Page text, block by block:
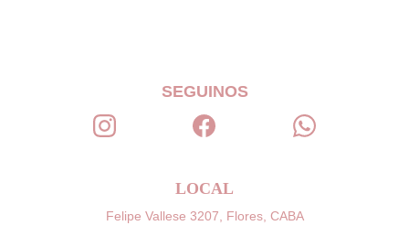
SEGUINOS
Felipe Vallese 3207, Flores, CABA
LOCAL